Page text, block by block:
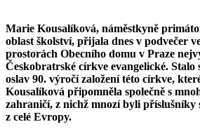
Marie Kousalíková, náměstkyně
oblast školství, přijala dnes v podvečer
prostorách Obecního domu v Praze
Českobratrské církve evangelické. Stalo
oslav 90. výročí založení této církve,
Kousalíková připomněla společně s
zahraničí, z nichž mnozí byli příslušníky
z celé Evropy.